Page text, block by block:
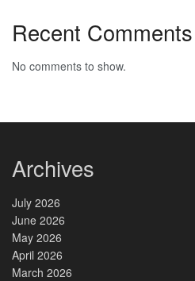
Recent Comments
No comments to show.
Archives
July 2026
June 2026
May 2026
April 2026
March 2026